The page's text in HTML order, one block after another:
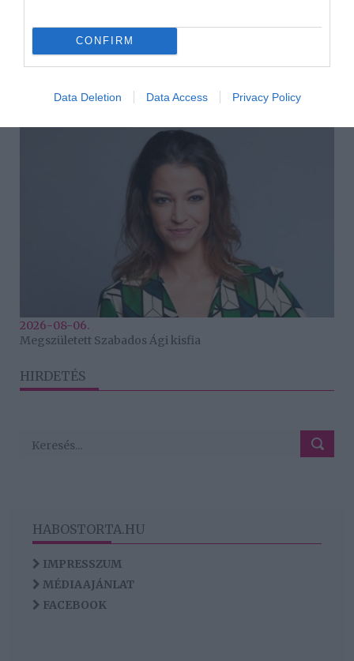
CONFIRM
Data Deletion Data Access Privacy Policy
Kánikula a lakásban
2026-08-06.
Megszületett Szabados Ági kisfia
HIRDETÉS
HABOSTORTA.HU
IMPRESSZUM
MÉDIAAJÁNLAT
FACEBOOK